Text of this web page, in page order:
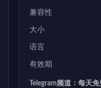
兼容性
大小
语言
有效期
Telegram频道：每天